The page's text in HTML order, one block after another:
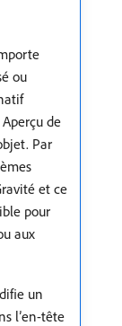
ou
de
Par
et ce
pour
aux
un
l’en-tête